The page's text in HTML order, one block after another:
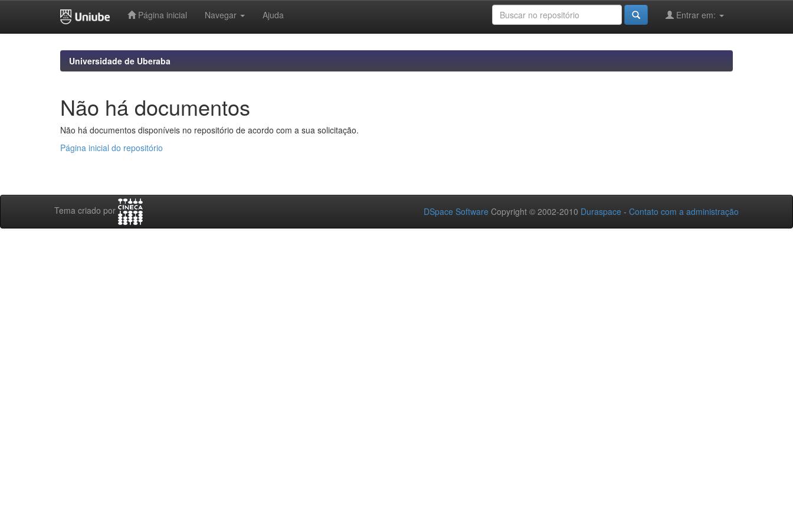
Página inicial Navegar Ajuda Entrar em:
Universidade de Uberaba
Não há documentos
Não há documentos disponíveis no repositório de acordo com a sua solicitação.
Página inicial do repositório
Tema criado por DSpace Software Copyright © 2002-2010 Duraspace - Contato com a administração